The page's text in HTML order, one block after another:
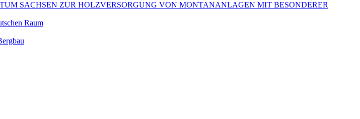
SACHSEN ZUR HOLZVERSORGUNG VON MONTANANLAGEN MIT BESONDERER
Raum